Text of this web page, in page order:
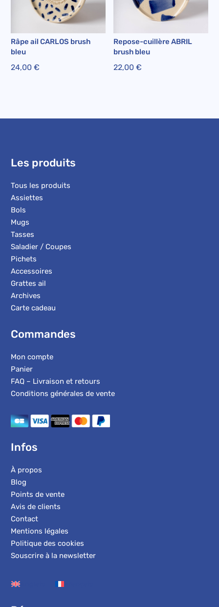
Râpe ail CARLOS brush
bleu
24,00€
Repose-cuillère ABRIL
brush bleu
22,00€
Les produits
Tous les produits
Assiettes
Bols
Mugs
Tasses
Saladier / Coupes
Pichets
Accessoires
Grattes ail
Archives
Carte cadeau
Commandes
Mon compte
Panier
FAQ – Livraison et retours
Conditions générales de vente
Infos
À propos
Blog
Points de vente
Avis de clients
Contact
Mentions légales
Politique des cookies
Souscrire à la newsletter